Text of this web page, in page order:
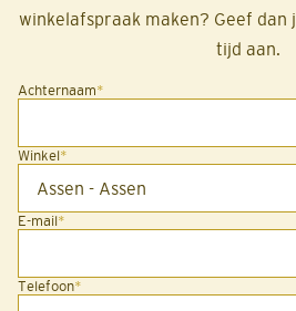
winkelafspraak maken? Geef dan
tijd aan.
Achternaam*
Winkel*
E-mail*
Telefoon*